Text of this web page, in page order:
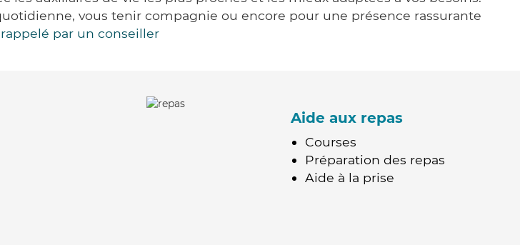
vous tenir compagnie ou encore pour une présence rassurante
par un conseiller
Aide aux repas
Courses
Préparation des repas
Aide à la prise